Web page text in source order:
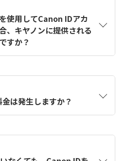
法は【カメラ】Canon IDとは
IDの作成方法は？をご確認く
使用してCanon IDアカ
、キヤノンに提供される
すか？
ら取得します。アカウントを
うに、この情報を使用して
ォームを入力します。
は発生しますか？